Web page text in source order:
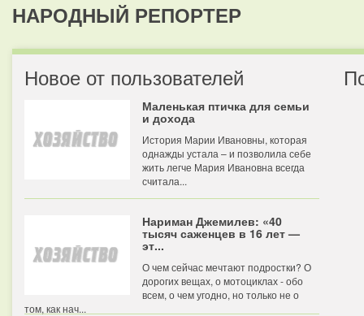
НАРОДНЫЙ РЕПОРТЕР
Новое от пользователей
Маленькая птичка для семьи
и дохода
История Марии Ивановны, которая
однажды устала – и позволила себе
жить легче Мария Ивановна всегда
считала...
Нариман Джемилев: «40
тысяч саженцев в 16 лет —
эт...
О чем сейчас мечтают подростки? О
дорогих вещах, о мотоциклах - обо
всем, о чем угодно, но только не о
том, как нач...